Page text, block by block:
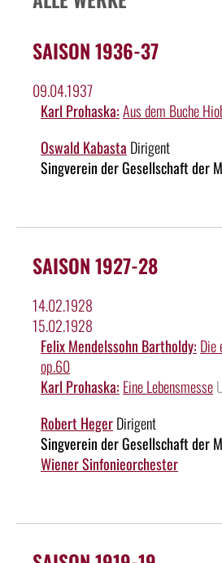
SAISON 1936-37
09.04.1937
Karl Prohaska:Aus dem Buche
Oswald Kabasta Dirigent
Singverein der Gesellschaft der
SAISON 1927-28
14.02.1928
15.02.1928
Felix Mendelssohn Bartholdy: Die
op.60
Karl Prohaska: Eine Lebensmesse
Robert HegerDirigent
Singverein der Gesellschaft der
Wiener Sinfonieorchester